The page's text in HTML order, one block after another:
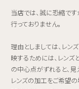
当店では、誠に恐縮で
行っておりません。
理由としましては、レ
映するためには、レン
の中心点がずれると、
レンズの加工をご希望